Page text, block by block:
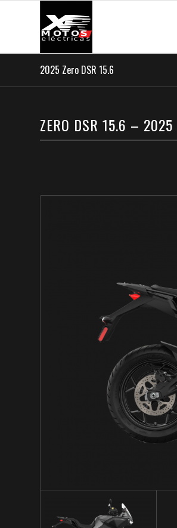
2025 Zero DSR 15.6
ZERO DSR 15.6 – 2025